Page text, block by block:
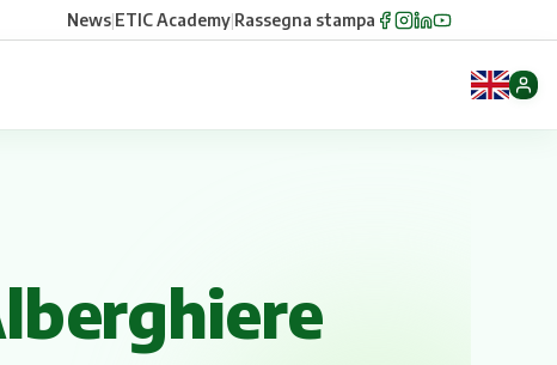
News|ETIC Academy|Rassegna stampa